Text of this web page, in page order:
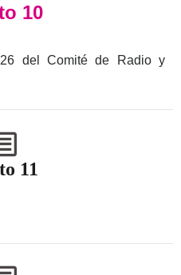
10
del Comité de Radio y
11